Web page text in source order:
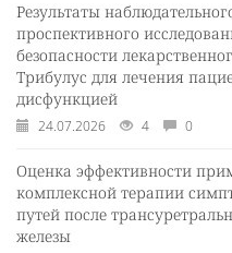
Результаты
проспективного
безопасности
Трибулус для лечения
дисфункцией
24.07.2026 4 0
Оценка эффективности
комплексной терапии
путей после
железы